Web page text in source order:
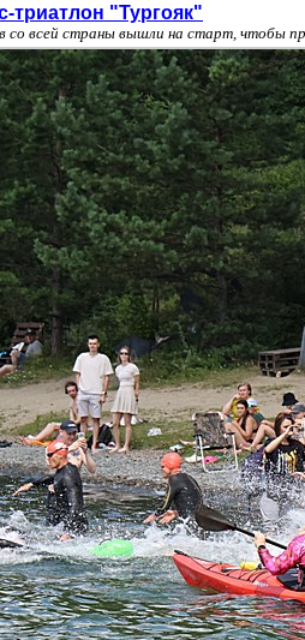
триатлон "Тургояк"
со всей страны вышли на старт, чтобы